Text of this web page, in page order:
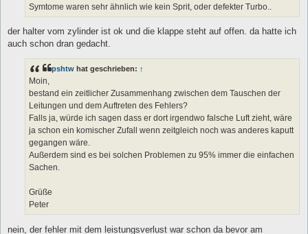
Symtome waren sehr ähnlich wie kein Sprit, oder defekter Turbo..
der halter vom zylinder ist ok und die klappe steht auf offen. da hatte ich
auch schon dran gedacht.
pshtw hat geschrieben: ↑
Moin,
bestand ein zeitlicher Zusammenhang zwischen dem Tauschen der
Leitungen und dem Auftreten des Fehlers?
Falls ja, würde ich sagen dass er dort irgendwo falsche Luft zieht, wäre
ja schon ein komischer Zufall wenn zeitgleich noch was anderes kaputt
gegangen wäre.
Außerdem sind es bei solchen Problemen zu 95% immer die einfachen
Sachen.
Grüße
Peter
nein, der fehler mit dem leistungsverlust war schon da bevor am